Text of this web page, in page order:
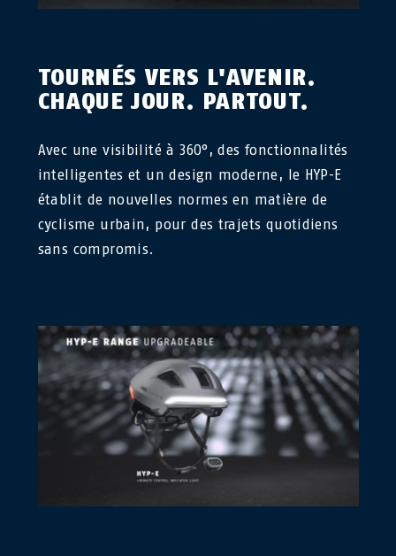
TOURNÉS VERS L'AVENIR.
CHAQUE JOUR. PARTOUT.
Avec une visibilité à 360°, des fonctionnalités
intelligentes et un design moderne, le HYP-E
établit de nouvelles normes en matière de
cyclisme urbain, pour des trajets quotidiens
sans compromis.